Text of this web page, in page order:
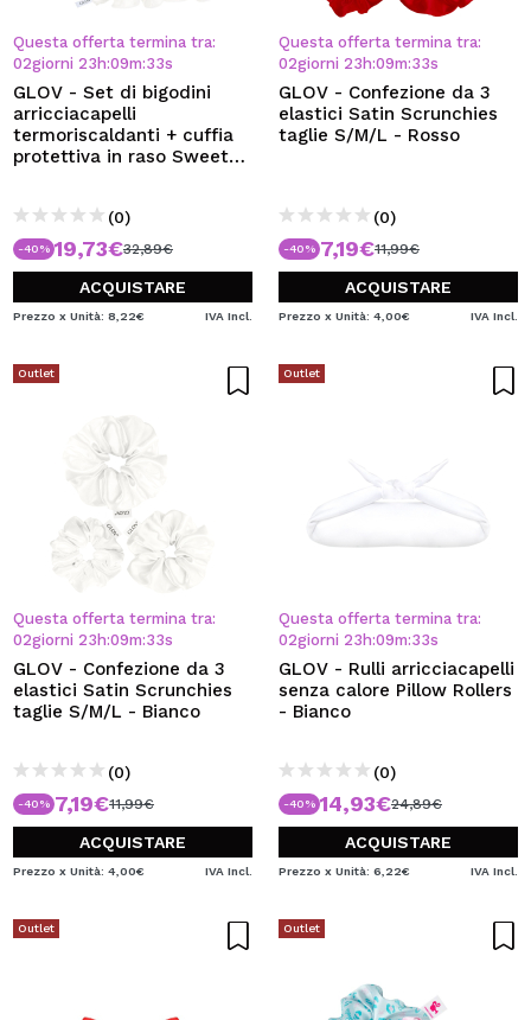
Questa offerta termina tra:
02giorni 23 h:09m:32s
GLOV - Set di bigodini
arricciacapelli
termoriscaldanti + cuffia
protettiva in raso Sweet
(0)
-40% 19,73€32,89€
ACQUISTARE
Prezzo x Unità: 8,22€ IVA Incl.
Questa offerta termina tra:
02giorni 23 h:09m:32s
GLOV - Confezione da 3
elastici Satin Scrunchies
taglie S/M/L - Rosso
(0)
-40% 7,19€11,99€
ACQUISTARE
Prezzo x Unità: 4,00€ IVA Incl.
Outlet
Questa offerta termina tra:
02giorni 23 h:09m:32s
GLOV - Confezione da 3
elastici Satin Scrunchies
taglie S/M/L - Bianco
(0)
-40% 7,19€11,99€
ACQUISTARE
Prezzo x Unità: 4,00€ IVA Incl.
Outlet
Questa offerta termina tra:
02giorni 23 h:09m:32s
GLOV - Rulli arricciacapelli
senza calore Pillow Rollers
- Bianco
(0)
-40% 14,93€24,89€
ACQUISTARE
Prezzo x Unità: 6,22€ IVA Incl.
Outlet Outlet